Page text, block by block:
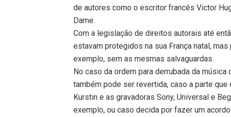
de autores como o escritor francês Victor
Dame.
Com a legislação de direitos autorais até
estavam protegidos na sua França natal,
exemplo, sem as mesmas salvaguardas.
No caso da ordem para derrubada da
também pode ser revertida, caso a parte
Kurstin e as gravadoras Sony, Universal e
exemplo, ou caso decida por fazer um